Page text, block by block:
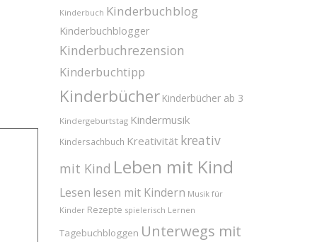
Kinderbuch Kinderbuchblog
Kinderbuchblogger
Kinderbuchrezension
Kinderbuchtipp
Kinderbücher Kinderbücher ab 3
Kindergeburtstag Kindermusik
Kindersachbuch Kreativität kreativ
mit Kind Leben mit Kind
Lesen lesen mit Kindern Musik für
Kinder Rezepte spielerisch Lernen
Tagebuchbloggen Unterwegs mit